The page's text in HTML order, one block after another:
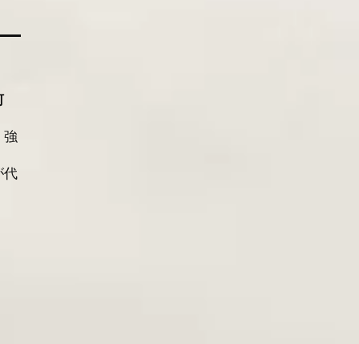
強
代